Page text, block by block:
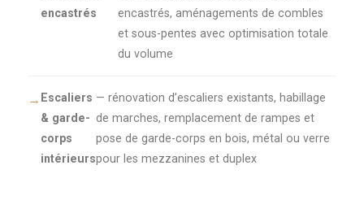
encastrés
encastrés, aménagements de combles
et sous-pentes avec optimisation totale
du volume
Escaliers
& garde-
corps
intérieurs
— rénovation d’escaliers existants, habillage
de marches, remplacement de rampes et
pose de garde-corps en bois, métal ou verre
pour les mezzanines et duplex